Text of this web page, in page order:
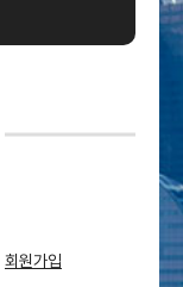
회원가입